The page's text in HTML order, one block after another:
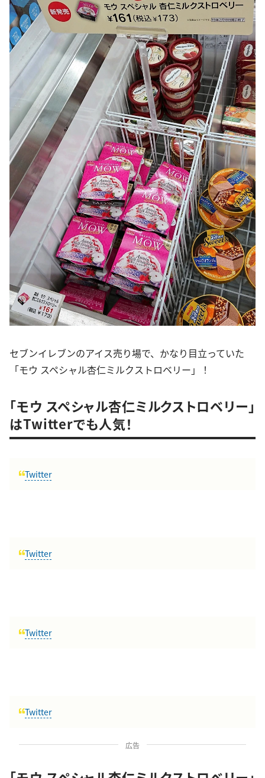
セブンイレブンのアイス売り場で、かなり目立っていた
「モウ スペシャル杏仁ミルクストロベリー」！
「モウ スペシャル杏仁ミルクストロベリー」
はTwitterでも人気！
Twitter
Twitter
Twitter
Twitter
広告